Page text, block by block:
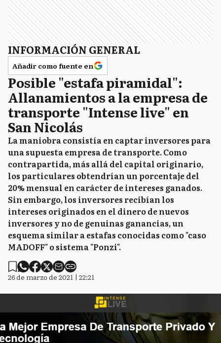
INFORMACIÓN GENERAL
Añadir como fuente en
Posible "estafa piramidal":
Allanamientos a la empresa de
transporte "Intense live" en
San Nicolás
La maniobra consistía en captar inversores para
una supuesta empresa de transporte. Como
contrapartida, más allá del capital originario,
los particulares obtendrían un porcentaje del
20% mensual en carácter de intereses ganados.
Sin embargo, los inversores recibían los
intereses originados en el dinero de nuevos
inversores y no de genuinas ganancias, un
esquema similar a estafas conocidas como "caso
MADOFF" o sistema "Ponzi".
26 de marzo de 2021 | 22:21